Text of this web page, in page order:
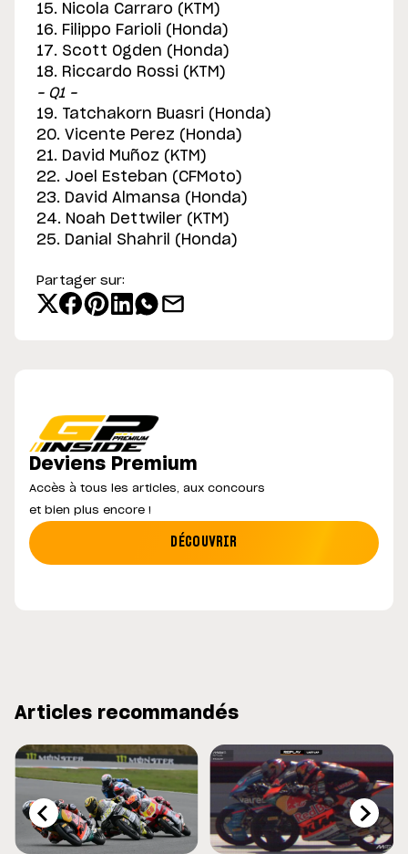
15. Nicola Carraro (KTM)
16. Filippo Farioli (Honda)
17. Scott Ogden (Honda)
18. Riccardo Rossi (KTM)
– Q1 –
19. Tatchakorn Buasri (Honda)
20. Vicente Perez (Honda)
21. David Muñoz (KTM)
22. Joel Esteban (CFMoto)
23. David Almansa (Honda)
24. Noah Dettwiler (KTM)
25. Danial Shahril (Honda)
Partager sur:
Deviens Premium
Accès à tous les articles, aux concours
et bien plus encore !
DÉCOUVRIR
Articles recommandés